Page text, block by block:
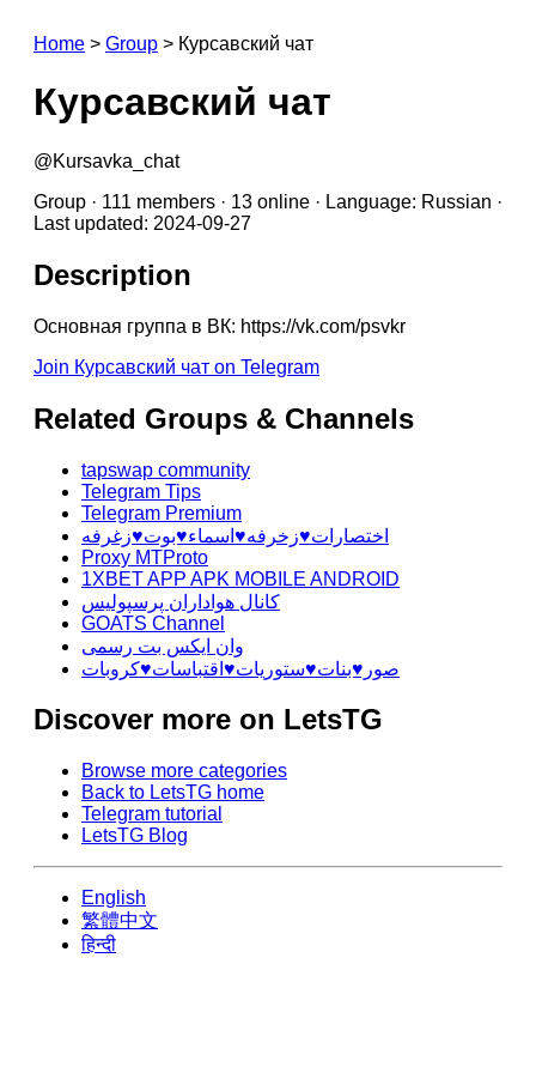
Home > Group > Курсавский чат
Курсавский чат
@Kursavka_chat
Group · 111 members · 13 online · Language: Russian ·
Last updated: 2024-09-27
Description
Основная группа в ВК: https://vk.com/psvkr
Join Курсавский чат on Telegram
Related Groups & Channels
tapswap community
Telegram Tips
Telegram Premium
اختصارات♥️زخرفه♥️اسماء♥️بوت♥️زغرفه
Proxy MTProto
1XBET APP APK MOBILE ANDROID
کانال هواداران پرسپولیس
GOATS Channel
وان ایکس بت رسمی
صور♥️بنات♥️ستوريات♥️اقتباسات♥️كروبات
Discover more on LetsTG
Browse more categories
Back to LetsTG home
Telegram tutorial
LetsTG Blog
English
繁體中文
हिन्दी